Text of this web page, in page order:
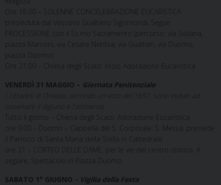
Ore 18.00 – SOLENNE CONCELEBRAZIONE EUCARISTICA
presieduta dal Vescovo Gualtiero Sigismondi. Segue
PROCESSIONE con il Ss.mo Sacramento (percorso: via Soliana,
piazza Marconi, via Cesare Nebbia, via Gualtieri, via Duomo,
piazza Duomo)
Ore 21.00 – Chiesa degli Scalzi: Inizio Adorazione Eucaristica
VENERDÌ 31 MAGGIO – Giornata Penitenziale
I cittadini di Orvieto, secondo un voto del 1657, sono invitati ad
osservare il digiuno e l’astinenza
Tutto il giorno – Chiesa degli Scalzi: Adorazione Eucaristica
ore 9.00 – Duomo – Cappella del S. Corporale: S. Messa, presiede
il Parroco di Santa Maria della Stella in Cattedrale.
ore 21 – CORTEO DELLE DAME, per le vie del centro storico. A
seguire, Spettacolo in Piazza Duomo
SABATO 1° GIUGNO – Vigilia della Festa